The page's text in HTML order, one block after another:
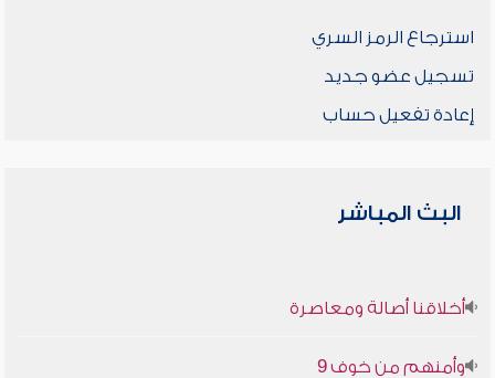
استرجاع الرمز السري
تسجيل عضو جديد
إعادة تفعيل حساب
البث المباشر
أخلاقنا أصالة ومعاصرة
وأمنهم من خوف 9